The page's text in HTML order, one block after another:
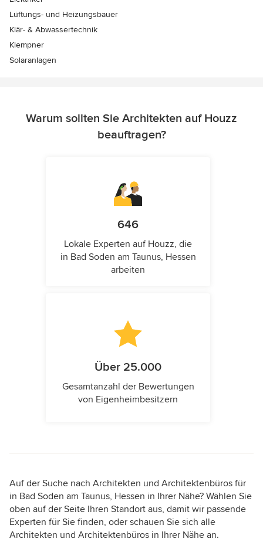
Lüftungs- und Heizungsbauer
Klär- & Abwassertechnik
Klempner
Solaranlagen
Warum sollten Sie Architekten auf Houzz
beauftragen?
646
Lokale Experten auf Houzz, die
in Bad Soden am Taunus, Hessen
arbeiten
Über 25.000
Gesamtanzahl der Bewertungen
von Eigenheimbesitzern
Auf der Suche nach Architekten und Architektenbüros für
in Bad Soden am Taunus, Hessen in Ihrer Nähe? Wählen Sie
oben auf der Seite Ihren Standort aus, damit wir passende
Experten für Sie finden, oder schauen Sie sich alle
Architekten und Architektenbüros in Ihrer Nähe an.